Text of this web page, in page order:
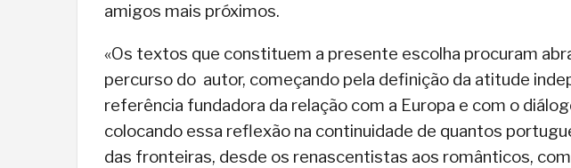
amigos mais próximos.
«Os textos que constituem a presente escolha procuram
percurso do autor, começando pela definição da atitude
referência fundadora da relação com a Europa e com o
colocando essa reflexão na continuidade de quantos
das fronteiras, desde os renascentistas aos românticos,